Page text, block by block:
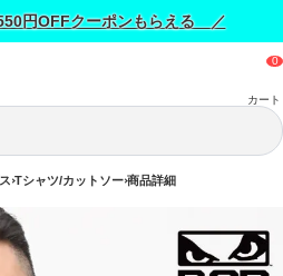
円OFFクーポンもらえる ／
カート
Tシャツ/カットソー 商品詳細